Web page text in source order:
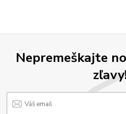
Nepremeškajte